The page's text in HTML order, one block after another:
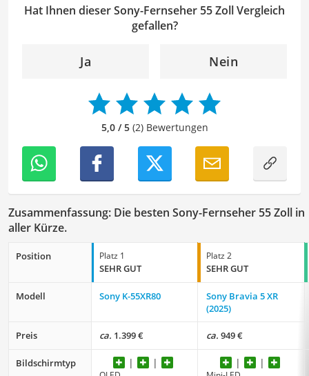
Klarheit, Verständlichkeit und stilistische Korrektheit zu
überprüfen. Mein Ziel ist es dabei, die Qualität und den
angenehme Leseerfahrung zu bieten. Durch meine
beitragen, dass die Inhalte unserer Redaktion optimal
präsentiert werden und ihre volle Wirkung entfalten.
Hat Ihnen dieser Sony-Fernseher 55 Zoll Vergleich
gefallen?
Ja Nein
5,0 / 5(2) Bewertungen
Zusammenfassung: Die besten Sony-Fernseher 55 Zoll in
aller Kürze.
Position Platz 1
SEHR GUT
Platz 2
SEHR GUT
Modell Sony K-55XR80
Sony Bravia 5 XR
(2025)
Preis ca. 1.399 € ca. 949 €
Bildschirmtyp